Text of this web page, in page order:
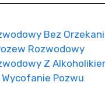
Bez
Rozwodowy
Z
Wycofanie Pozwu